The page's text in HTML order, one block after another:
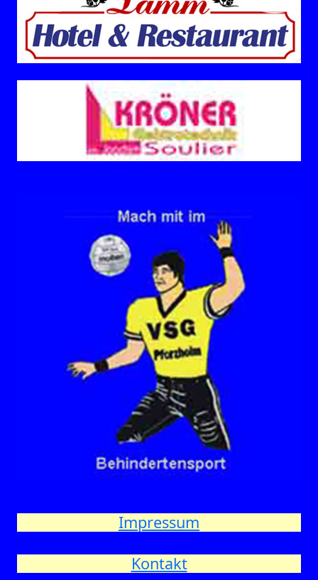
Impressum
Kontakt